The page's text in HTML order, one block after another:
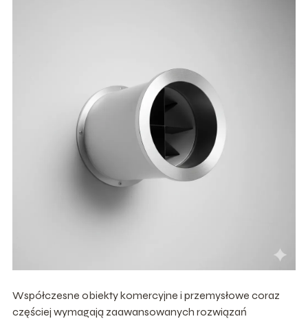
Współczesne obiekty komercyjne i przemysłowe coraz
częściej wymagają zaawansowanych rozwiązań